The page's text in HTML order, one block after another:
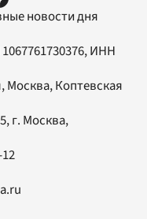
новости дня
ИНН
Москва, Коптевская
, г. Москва,